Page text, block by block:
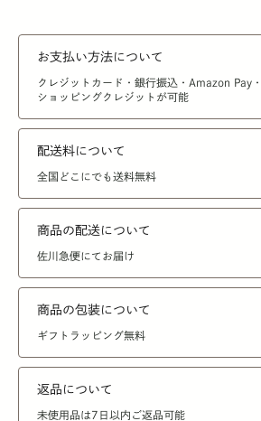
お支払い方法について
クレジットカード・銀行振込・Amazon Pay・
ショッピングクレジットが可能
配送料について
全国どこにでも送料無料
商品の配送について
佐川急便にてお届け
商品の包装について
ギフトラッピング無料
返品について
未使用品は7日以内ご返品可能